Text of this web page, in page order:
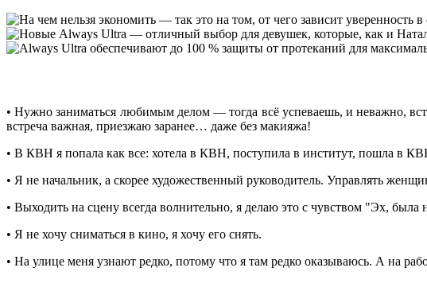
• Нужно заниматься любимым делом ― тогда всё успеваешь, и неважно,
встреча важная, приезжаю заранее… даже без макияжа!
• В КВН я попала как все: хотела в КВН, поступила в институт, пошла в
• Я не начальник, а скорее художественный руководитель. Управлять
• Выходить на сцену всегда волнительно, я делаю это с чувством "Эх, была
• Я не хочу сниматься в кино, я хочу его снять.
• На улице меня узнают редко, потому что я там редко оказываюсь. А на